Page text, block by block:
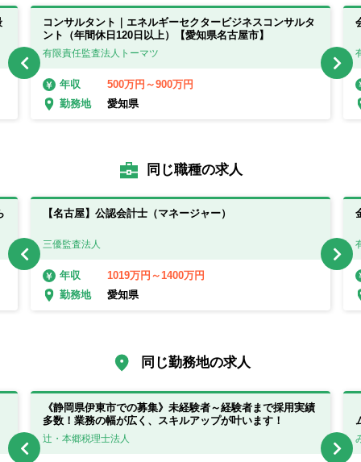
コンサルタント｜エネルギーセクタービジネスコンサルタ
ント（年間休日120日以上）【愛知県名古屋市】
有限責任監査法人トーマツ
年収
500万円～900万円
勤務地
愛知県
同じ職種の求人
【名古屋】公認会計士（マネージャー）
三優監査法人
年収
1019万円～1400万円
勤務地
愛知県
同じ勤務地の求人
《静岡県伊東市での募集》未経験者～経験者まで採用実績
多数！業務の幅が広く、スキルアップが叶います！
辻・本郷税理士法人